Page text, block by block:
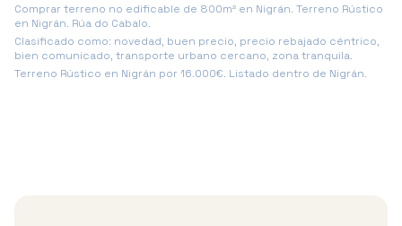
Comprar terreno no edificable de 800m² en Nigrán. Terreno Rústico
en Nigrán. Rúa do Cabalo.
Clasificado como: novedad, buen precio, precio rebajado céntrico,
bien comunicado, transporte urbano cercano, zona tranquila.
Terreno Rústico en Nigrán por 16.000€. Listado dentro de Nigrán.